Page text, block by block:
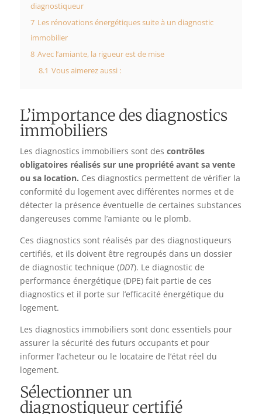
diagnostiqueur
7 Les rénovations énergétiques suite à un diagnostic
immobilier
8 Avec l’amiante, la rigueur est de mise
8.1 Vous aimerez aussi :
L’importance des diagnostics
immobiliers
Les diagnostics immobiliers sont des contrôles
obligatoires réalisés sur une propriété avant sa vente
ou sa location. Ces diagnostics permettent de vérifier la
conformité du logement avec différentes normes et de
détecter la présence éventuelle de certaines substances
dangereuses comme l’amiante ou le plomb.
Ces diagnostics sont réalisés par des diagnostiqueurs
certifiés, et ils doivent être regroupés dans un dossier
de diagnostic technique (DDT). Le diagnostic de
performance énergétique (DPE) fait partie de ces
diagnostics et il porte sur l’efficacité énergétique du
logement.
Les diagnostics immobiliers sont donc essentiels pour
assurer la sécurité des futurs occupants et pour
informer l’acheteur ou le locataire de l’état réel du
logement.
Sélectionner un
diagnostiqueur certifié